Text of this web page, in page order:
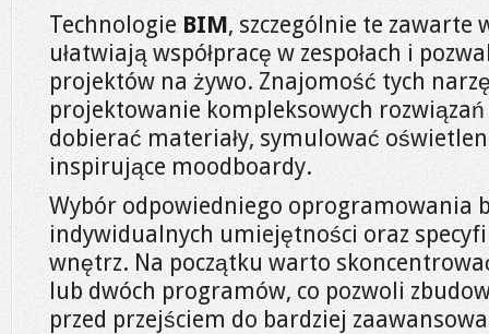
Technologie BIM, szczególnie te zawarte
ułatwiają współpracę w zespołach i
projektów na żywo. Znajomość tych
projektowanie kompleksowych
dobierać materiały, symulować
inspirujące moodboardy.
Wybór odpowiedniego oprogramowania
indywidualnych umiejętności oraz
wnętrz. Na początku warto
lub dwóch programów, co pozwoli
przed przejściem do bardziej